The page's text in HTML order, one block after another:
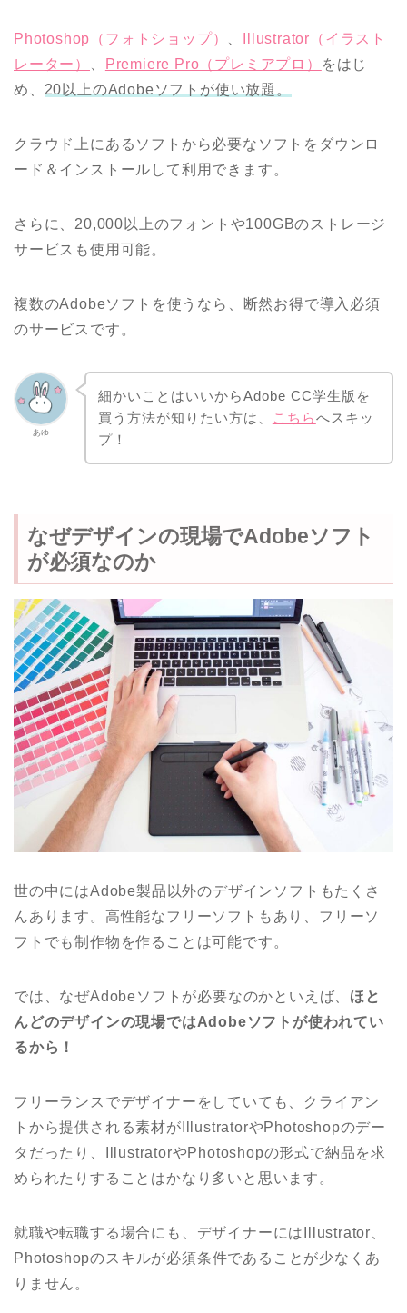
Photoshop（フォトショップ）
Illustrator（イラスト
レーター）
Premiere Pro（プレミアプロ）
をはじ
め、 20以上のAdobeソフトが使い放題。
クラウド上にあるソフトから必要なソフトをダウンロ
ード＆インストールして利用できます。
さらに、20,000以上のフォントや100GBのストレージ
サービスも使用可能。
複数のAdobeソフトを使うなら、断然お得で導入必須
のサービスです。
あゆ
細かいことはいいからAdobe CC学生版を
買う方法が知りたい方は、
こちらへスキッ
プ！
なぜデザインの現場でAdobeソフト
が必須なのか
世の中にはAdobe製品以外のデザインソフトもたくさ
んあります。高性能なフリーソフトもあり、フリーソ
フトでも制作物を作ることは可能です。
では、なぜAdobeソフトが必要なのかといえば、 ほと
んどのデザインの現場ではAdobeソフトが使われてい
るから！
フリーランスでデザイナーをしていても、クライアン
トから提供される素材がIllustratorやPhotoshopのデー
タだったり、IllustratorやPhotoshopの形式で納品を求
められたりすることはかなり多いと思います。
就職や転職する場合にも、デザイナーにはIllustrator、
Photoshopのスキルが必須条件であることが少なくあ
りません。